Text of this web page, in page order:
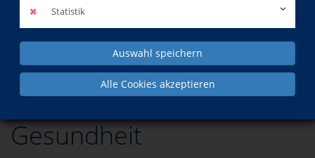
Statistik
Auswahl speichern
Alle Cookies akzeptieren
Gesundheit
Gesundheit